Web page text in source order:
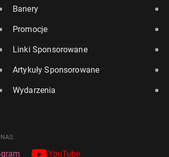
Banery
Promocje
Linki Sponsorowane
Artykuły Sponsorowane
Wydarzenia
YouTube